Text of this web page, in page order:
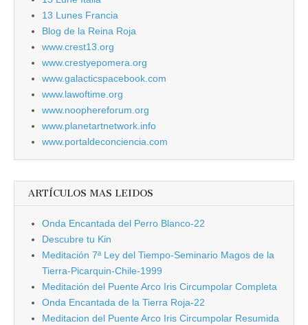
13 Lunes Francia
Blog de la Reina Roja
www.crest13.org
www.crestyepomera.org
www.galacticspacebook.com
www.lawoftime.org
www.noophereforum.org
www.planetartnetwork.info
www.portaldeconciencia.com
ARTÍCULOS MAS LEIDOS
Onda Encantada del Perro Blanco-22
Descubre tu Kin
Meditación 7ª Ley del Tiempo-Seminario Magos de la
Tierra-Picarquin-Chile-1999
Meditación del Puente Arco Iris Circumpolar Completa
Onda Encantada de la Tierra Roja-22
Meditacion del Puente Arco Iris Circumpolar Resumida